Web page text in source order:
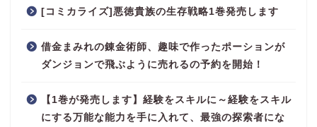
[コミカライズ]悪徳貴族の生存戦略1巻発売します
借金まみれの錬金術師、趣味で作ったポーションが
ダンジョンで飛ぶように売れるの予約を開始！
【1巻が発売します】経験をスキルに～経験をスキル
にする万能な能力を手に入れて、最強の探索者にな